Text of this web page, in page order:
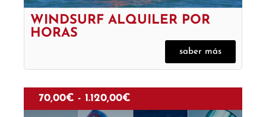
WINDSURF ALQUILER POR
HORAS
saber más
70,00€ - 1.120,00€